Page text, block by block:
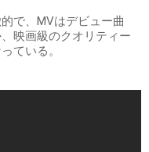
で、MVはデビュー曲
映画級のクオリティー
ている。